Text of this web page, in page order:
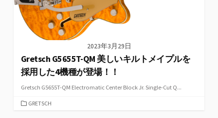
2023年3月29日
Gretsch G5655T-QM 美しいキルトメイプルを
採用した4機種が登場！！
Gretsch G5655T-QM Electromatic Center Block Jr. Single-Cut Q...
カGRETSCH